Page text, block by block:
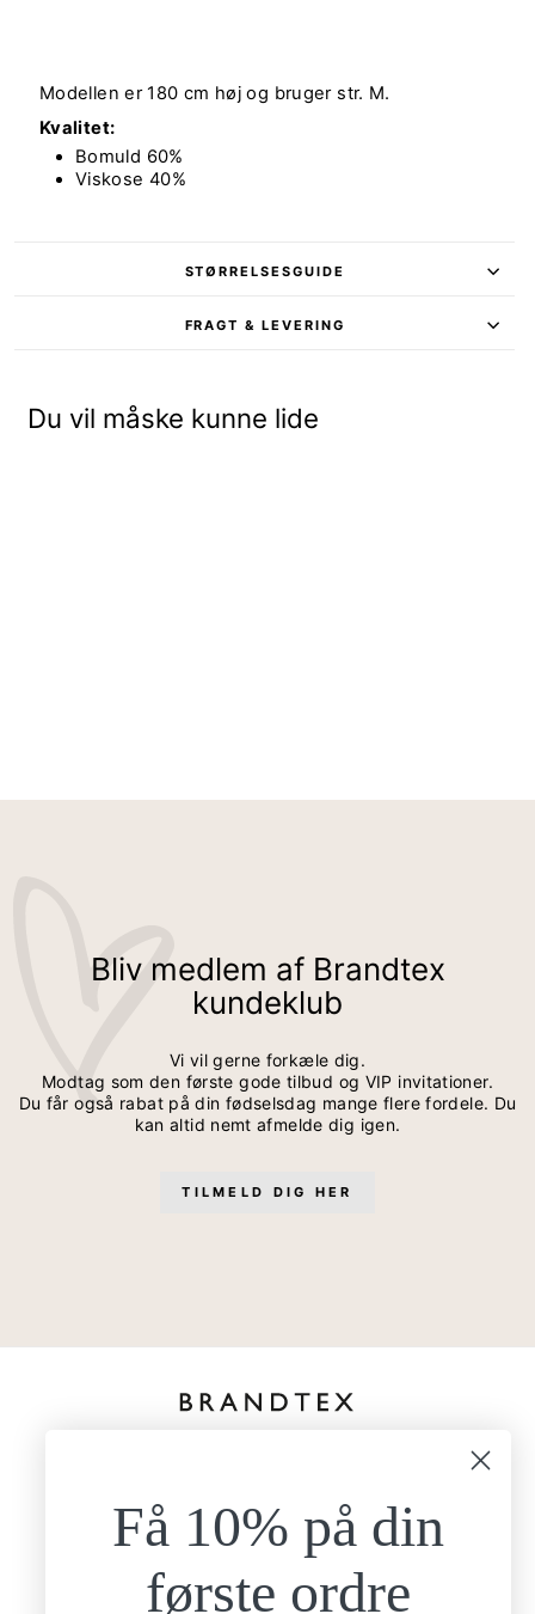
Modellen er 180 cm høj og bruger str. M.
Kvalitet:
Bomuld 60%
Viskose 40%
STØRRELSESGUIDE
FRAGT & LEVERING
Du vil måske kunne lide
Bliv medlem af Brandtex
kundeklub
Vi vil gerne forkæle dig.
Modtag som den første gode tilbud og VIP invitationer.
Du får også rabat på din fødselsdag mange flere fordele. Du
kan altid nemt afmelde dig igen.
TILMELD DIG HER
Mandag - torsdag
9.00-15.00
9.00-13.00
Få 10% på din
første ordre